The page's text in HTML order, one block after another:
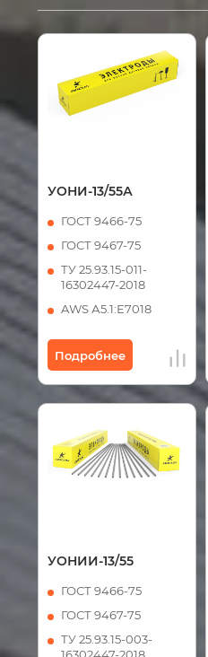
УОНИ-13/55А
ГОСТ 9466-75
ГОСТ 9467-75
ТУ 25.93.15-011-
16302447-2018
AWS А5.1:Е7018
Подробнее
УОНИИ-13/55
ГОСТ 9466-75
ГОСТ 9467-75
ТУ 25.93.15-003-